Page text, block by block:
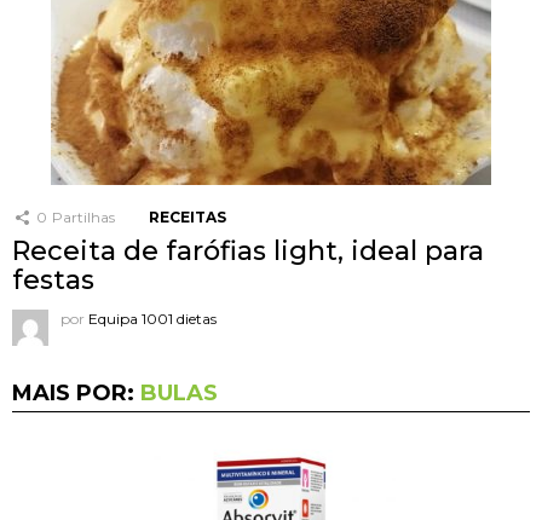
0 Partilhas RECEITAS
Receita de farófias light, ideal para
festas
por Equipa 1001 dietas
MAIS POR: BULAS